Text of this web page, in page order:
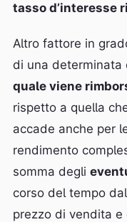
tasso d’interesse
Altro fattore in
di una determinata
quale viene
rispetto a quella
accade anche per
rendimento
somma degli
corso del tempo
prezzo di vendita